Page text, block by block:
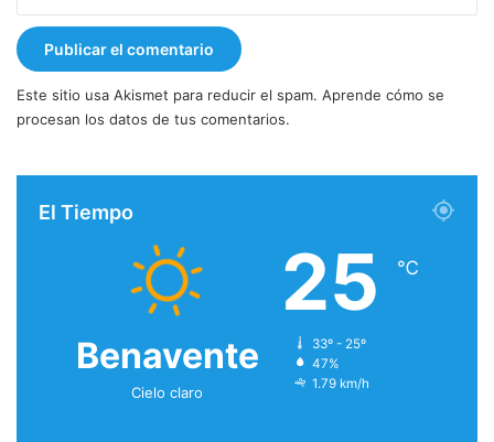
Este sitio usa Akismet para reducir el spam. Aprende cómo se
procesan los datos de tus comentarios.
El Tiempo
Benavente
Cielo claro
25 ℃
33º - 25º
47%
1.79 km/h